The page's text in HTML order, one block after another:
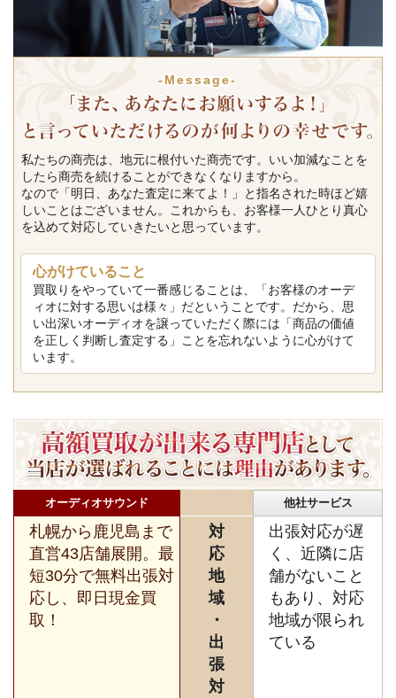
-Message-
私たちの商売は、地元に根付いた商売です。いい加減なことを
したら商売を続けることができなくなりますから。
なので「明日、あなた査定に来てよ！」と指名された時ほど嬉
しいことはございません。これからも、お客様一人ひとり真心
を込めて対応していきたいと思っています。
心がけていること
買取りをやっていて一番感じることは、「お客様のオーデ
ィオに対する思いは様々」だということです。だから、思
い出深いオーディオを譲っていただく際には「商品の価値
を正しく判断し査定する」ことを忘れないように心がけて
います。
オーディオサウンド 他社サービス
札幌から鹿児島まで
直営43店舗展開。最
短30分で無料出張対
応し、即日現金買
取！
対
応
地
域
・
出
張
対
出張対応が遅
く、近隣に店
舗がないこと
もあり、対応
地域が限られ
ている